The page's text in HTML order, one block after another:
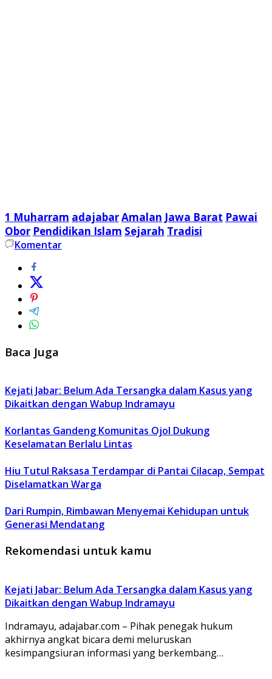
1 Muharram adajabarAmalan Jawa Barat Pawai
Obor Pendidikan Islam Sejarah Tradisi
Komentar
Baca Juga
Kejati Jabar: Belum Ada Tersangka dalam Kasus yang
Dikaitkan dengan Wabup Indramayu
Korlantas Gandeng Komunitas Ojol Dukung
Keselamatan Berlalu Lintas
Hiu Tutul Raksasa Terdampar di Pantai Cilacap, Sempat
Diselamatkan Warga
Dari Rumpin, Rimbawan Menyemai Kehidupan untuk
Generasi Mendatang
Rekomendasi untuk kamu
Kejati Jabar: Belum Ada Tersangka dalam Kasus yang
Dikaitkan dengan Wabup Indramayu
Indramayu, adajabar.com – Pihak penegak hukum
akhirnya angkat bicara demi meluruskan
kesimpangsiuran informasi yang berkembang…